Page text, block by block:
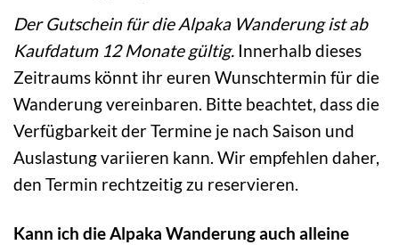
Der Gutschein für die Alpaka Wanderung ist ab
Kaufdatum 12 Monate gültig. Innerhalb dieses
Zeitraums könnt ihr euren Wunschtermin für die
Wanderung vereinbaren. Bitte beachtet, dass die
Verfügbarkeit der Termine je nach Saison und
Auslastung variieren kann. Wir empfehlen daher,
den Termin rechtzeitig zu reservieren.
Kann ich die Alpaka Wanderung auch alleine